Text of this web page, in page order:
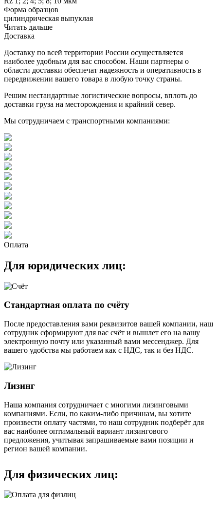
Форма образцов
цилиндрическая выпуклая
Читать дальше
Доставка
Доставку по всей территории России осуществляется
наиболее удобным для вас способом. Наши партнеры о
области доставки обеспечат надежность и оперативность в
передвижении вашего товара в любую точку страны.
Решим нестандартные логистические вопросы, вплоть до
доставки груза на месторождения и крайний север.
Мы сотрудничаем с транспортными компаниями:
Оплата
Для юридических лиц:
Стандартная оплата по счёту
После предоставления вами реквизитов вашей компании, наш
сотрудник сформируют для вас счёт и вышлет его на вашу
электронную почту или указанный вами мессенджер. Для
вашего удобства мы работаем как с НДС, так и без НДС.
Лизинг
Наша компания сотрудничает с многими лизинговыми
компаниями. Если, по каким-либо причинам, вы хотите
произвести оплату частями, то наш сотрудник подберёт для
вас наиболее оптимальный вариант лизингового
предложения, учитывая запрашиваемые вами позиции и
регион вашей компании.
Для физических лиц: